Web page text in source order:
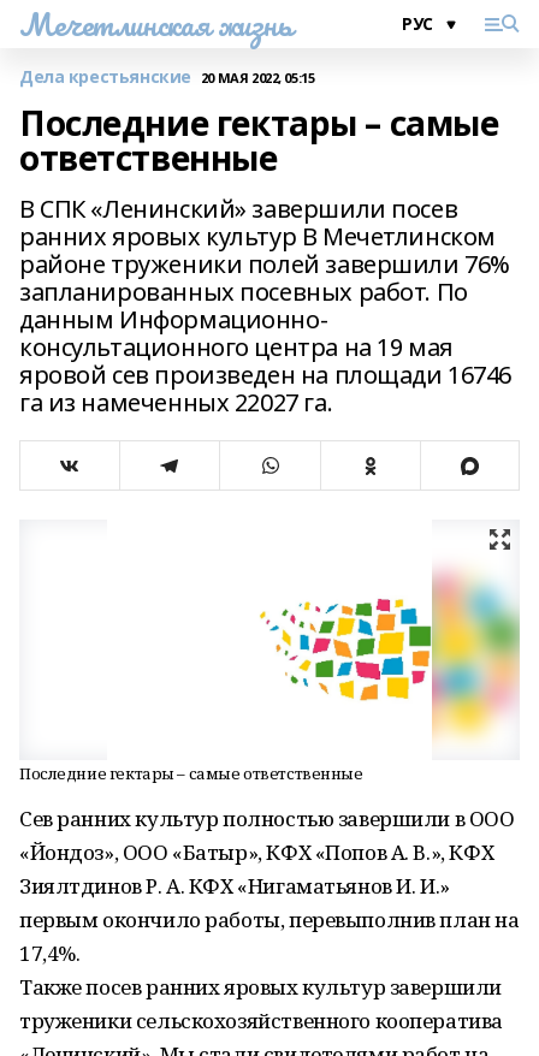
Мечетлинская жизнь
Дела крестьянские 20 МАЯ 2022, 05:15
Последние гектары – самые
ответственные
В СПК «Ленинский» завершили посев
ранних яровых культур В Мечетлинском
районе труженики полей завершили 76%
запланированных посевных работ. По
данным Информационно-
консультационного центра на 19 мая
яровой сев произведен на площади 16746
га из намеченных 22027 га.
Последние гектары – самые ответственные
Сев ранних культур полностью завершили в ООО
«Йондоз», ООО «Батыр», КФХ «Попов А. В.», КФХ
Зиялтдинов Р. А. КФХ «Нигаматьянов И. И.»
первым окончило работы, перевыполнив план на
17,4%.
Также посев ранних яровых культур завершили
труженики сельскохозяйственного кооператива